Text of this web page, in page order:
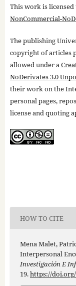
This work is licensed
NonCommercial-
The publishing
copyright of articles
allowed under a
NoDerivates 3.0
their work on the
personal pages,
license and quoting
HOW TO CITE
Mena Malet,
Interpersonal
Investigación E
19.https://doi.org/